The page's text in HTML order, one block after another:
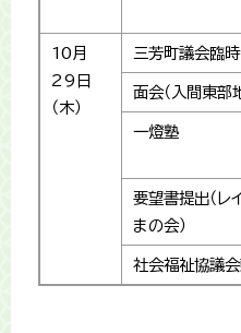
10月
29日
（木）
三芳町議会臨
面会（入間東部
一燈塾
要望書提出（レ
まの会）
社会福祉協議